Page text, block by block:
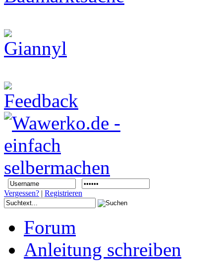
Vergessen? | Registrieren
Forum
Anleitung schreiben